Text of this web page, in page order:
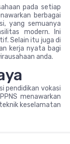
pada setiap
berbagai
yang semuanya
modern. Ini
Selain itu juga di
kerja nyata bagi
anda.
pendidikan vokasi
menawarkan
keselamatan